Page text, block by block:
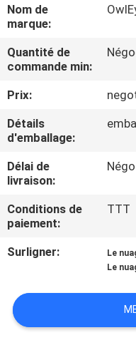
NOUS
VISITE
D'USINE
CONTRÔLE
DE
QUALITÉ
CONTACTEZ-
NOUS
DEMANDEZ
UNE
Nom de
marque:
Quantité de
commande min:
Prix:
Détails
d'emballage:
Délai de
livraison:
Conditions de
paiement:
TTT
Surligner: Le
Le